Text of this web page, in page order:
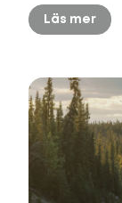
Läs mer